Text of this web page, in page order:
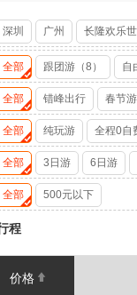
深圳 广州 长隆欢乐
全部 跟团游（8） 自
全部 错峰出行 春节游
全部 纯玩游 全程0自
全部 3日游 6日游
全部 500元以下
程
价格